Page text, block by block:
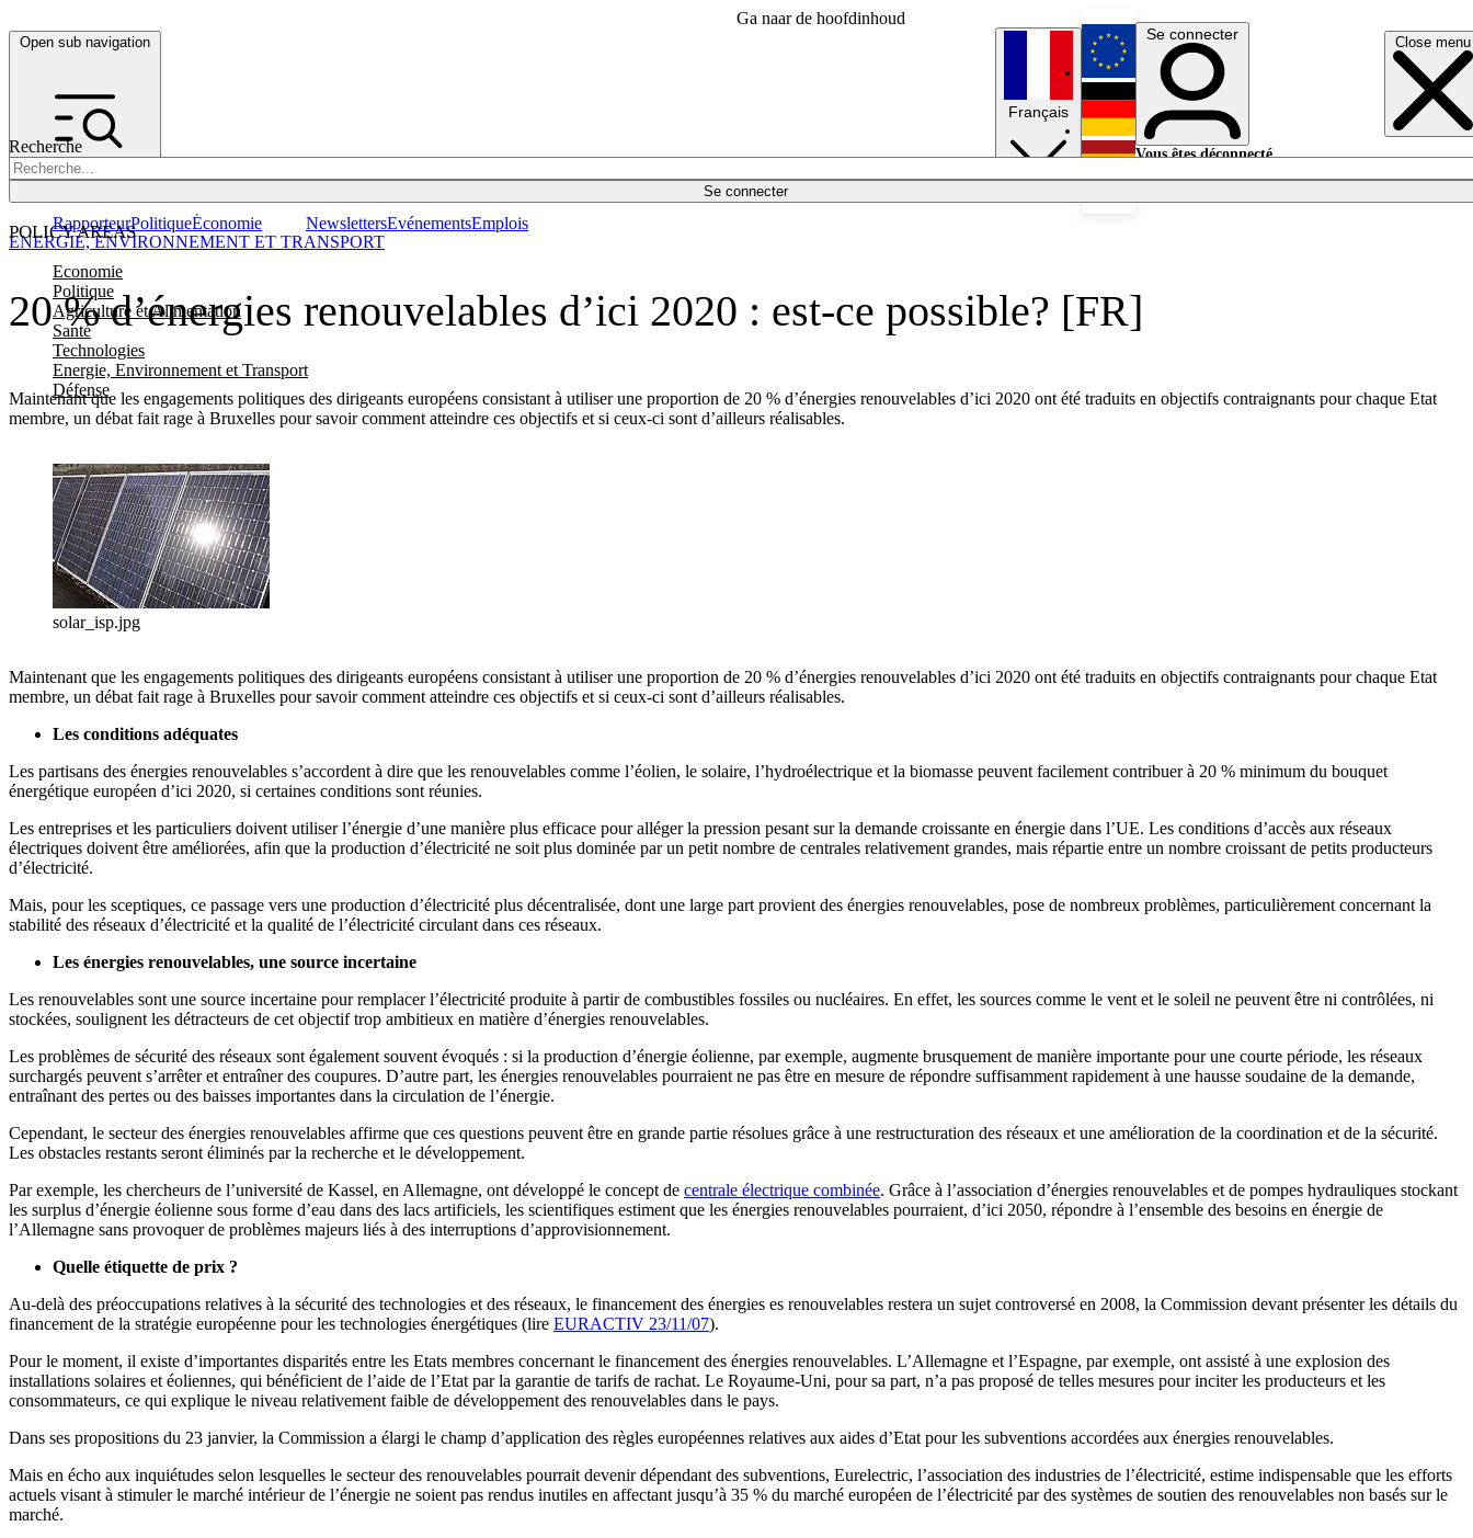
Ga naar de hoofdinhoud
Open sub navigation Close menu
Recherche
Se connecter
POLICY AREAS
Economie
Politique
Agriculture et Alimentation
Santé
Technologies
Energie, Environnement et Transport
Défense
RapporteurPolitiqueÉconomie NewslettersEvénementsEmplois
Français
English
Deutsch
Se connecter
Vous êtes déconnecté.
20 % d’énergies renouvelables d’ici 2020 : est-ce possible? [FR]
Maintenant que les engagements politiques des dirigeants européens consistant à utiliser une proportion de 20 % d’énergies renouvelables d’ici 2020 ont été traduits en objectifs contraignants pour chaque Etat
membre, un débat fait rage à Bruxelles pour savoir comment atteindre ces objectifs et si ceux-ci sont d’ailleurs réalisables.
ENERGIE, ENVIRONNEMENT ET TRANSPORT
solar_isp.jpg
Maintenant que les engagements politiques des dirigeants européens consistant à utiliser une proportion de 20 % d’énergies renouvelables d’ici 2020 ont été traduits en objectifs contraignants pour chaque Etat
membre, un débat fait rage à Bruxelles pour savoir comment atteindre ces objectifs et si ceux-ci sont d’ailleurs réalisables.
Les conditions adéquates
Les partisans des énergies renouvelables s’accordent à dire que les renouvelables comme l’éolien, le solaire, l’hydroélectrique et la biomasse peuvent facilement contribuer à 20 % minimum du bouquet
énergétique européen d’ici 2020, si certaines conditions sont réunies.
Les entreprises et les particuliers doivent utiliser l’énergie d’une manière plus efficace pour alléger la pression pesant sur la demande croissante en énergie dans l’UE. Les conditions d’accès aux réseaux
électriques doivent être améliorées, afin que la production d’électricité ne soit plus dominée par un petit nombre de centrales relativement grandes, mais répartie entre un nombre croissant de petits producteurs
d’électricité.
Mais, pour les sceptiques, ce passage vers une production d’électricité plus décentralisée, dont une large part provient des énergies renouvelables, pose de nombreux problèmes, particulièrement concernant la
stabilité des réseaux d’électricité et la qualité de l’électricité circulant dans ces réseaux.
Les énergies renouvelables, une source incertaine
Les renouvelables sont une source incertaine pour remplacer l’électricité produite à partir de combustibles fossiles ou nucléaires. En effet, les sources comme le vent et le soleil ne peuvent être ni contrôlées, ni
stockées, soulignent les détracteurs de cet objectif trop ambitieux en matière d’énergies renouvelables.
Les problèmes de sécurité des réseaux sont également souvent évoqués : si la production d’énergie éolienne, par exemple, augmente brusquement de manière importante pour une courte période, les réseaux
surchargés peuvent s’arrêter et entraîner des coupures. D’autre part, les énergies renouvelables pourraient ne pas être en mesure de répondre suffisamment rapidement à une hausse soudaine de la demande,
entraînant des pertes ou des baisses importantes dans la circulation de l’énergie.
Cependant, le secteur des énergies renouvelables affirme que ces questions peuvent être en grande partie résolues grâce à une restructuration des réseaux et une amélioration de la coordination et de la sécurité.
Les obstacles restants seront éliminés par la recherche et le développement.
Par exemple, les chercheurs de l’université de Kassel, en Allemagne, ont développé le concept de centrale électrique combinée. Grâce à l’association d’énergies renouvelables et de pompes hydrauliques stockant
les surplus d’énergie éolienne sous forme d’eau dans des lacs artificiels, les scientifiques estiment que les énergies renouvelables pourraient, d’ici 2050, répondre à l’ensemble des besoins en énergie de
l’Allemagne sans provoquer de problèmes majeurs liés à des interruptions d’approvisionnement.
Quelle étiquette de prix ?
Au-delà des préoccupations relatives à la sécurité des technologies et des réseaux, le financement des énergies es renouvelables restera un sujet controversé en 2008, la Commission devant présenter les détails du
financement de la stratégie européenne pour les technologies énergétiques (lire EURACTIV 23/11/07).
Pour le moment, il existe d’importantes disparités entre les Etats membres concernant le financement des énergies renouvelables. L’Allemagne et l’Espagne, par exemple, ont assisté à une explosion des
installations solaires et éoliennes, qui bénéficient de l’aide de l’Etat par la garantie de tarifs de rachat. Le Royaume-Uni, pour sa part, n’a pas proposé de telles mesures pour inciter les producteurs et les
consommateurs, ce qui explique le niveau relativement faible de développement des renouvelables dans le pays.
Dans ses propositions du 23 janvier, la Commission a élargi le champ d’application des règles européennes relatives aux aides d’Etat pour les subventions accordées aux énergies renouvelables.
Mais en écho aux inquiétudes selon lesquelles le secteur des renouvelables pourrait devenir dépendant des subventions, Eurelectric, l’association des industries de l’électricité, estime indispensable que les efforts
actuels visant à stimuler le marché intérieur de l’énergie ne soient pas rendus inutiles en affectant jusqu’à 35 % du marché européen de l’électricité par des systèmes de soutien des renouvelables non basés sur le
marché.